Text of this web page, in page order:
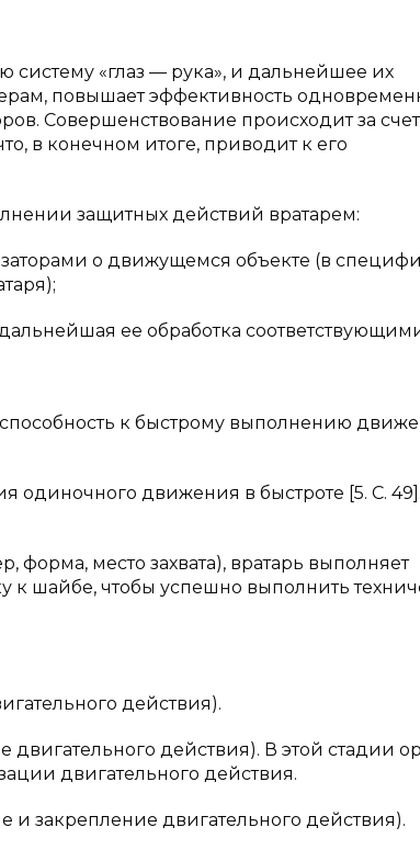
«глаз — рука», и дальнейшее их
повышает эффективность
Совершенствование происходит за счет
в конечном итоге, приводит к его
защитных действий вратарем:
о движущемся объекте (в
ее обработка
к быстрому выполнению
движения в быстроте [5. C.
место захвата), вратарь выполняет
к шайбе, чтобы успешно выполнить
действия).
действия). В этой стадии
двигательного действия.
и закрепление двигательного действия).